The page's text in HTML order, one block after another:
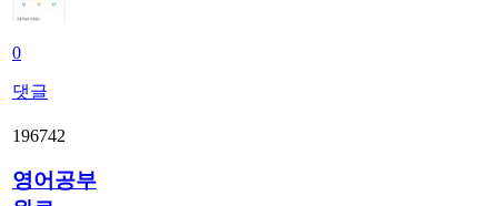
0
댓글
196742
영어공부